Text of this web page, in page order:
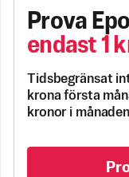
Prova
endast 1
Tidsbegränsat
krona första
kronor i